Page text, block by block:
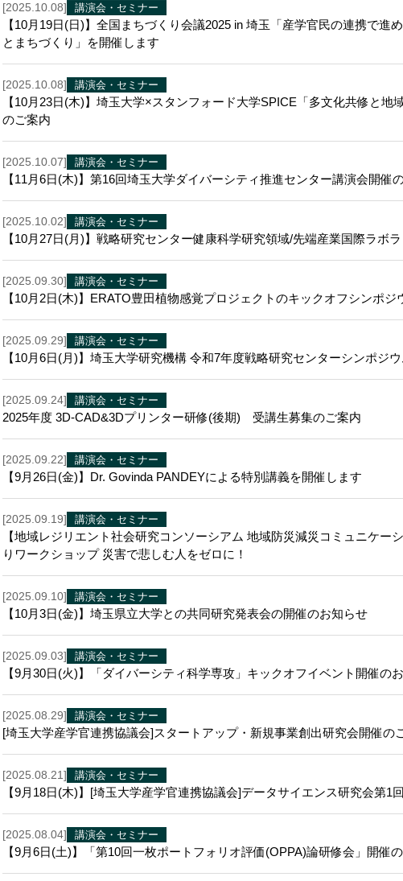
[2025.10.08] 講演会・セミナー
【10月19日(日)】全国まちづくり会議2025 in 埼玉「産学官民の連携で進
とまちづくり」を開催します
[2025.10.08] 講演会・セミナー
【10月23日(木)】埼玉大学×スタンフォード大学SPICE「多文化共修と地
のご案内
[2025.10.07] 講演会・セミナー
【11月6日(木)】第16回埼玉大学ダイバーシティ推進センター講演会開催
[2025.10.02] 講演会・セミナー
【10月27日(月)】戦略研究センター健康科学研究領域/先端産業国際ラボ
[2025.09.30] 講演会・セミナー
【10月2日(木)】ERATO豊田植物感覚プロジェクトのキックオフシンポジ
[2025.09.29] 講演会・セミナー
【10月6日(月)】埼玉大学研究機構 令和7年度戦略研究センターシンポジ
[2025.09.24] 講演会・セミナー
2025年度 3D-CAD&3Dプリンター研修(後期) 受講生募集のご案内
[2025.09.22] 講演会・セミナー
【9月26日(金)】Dr. Govinda PANDEYによる特別講義を開催します
[2025.09.19] 講演会・セミナー
【地域レジリエント社会研究コンソーシアム 地域防災減災コミュニケー
りワークショップ 災害で悲しむ人をゼロに！
[2025.09.10] 講演会・セミナー
【10月3日(金)】埼玉県立大学との共同研究発表会の開催のお知らせ
[2025.09.03] 講演会・セミナー
【9月30日(火)】「ダイバーシティ科学専攻」キックオフイベント開催の
[2025.08.29] 講演会・セミナー
[埼玉大学産学官連携協議会]スタートアップ・新規事業創出研究会開催の
[2025.08.21] 講演会・セミナー
【9月18日(木)】[埼玉大学産学官連携協議会]データサイエンス研究会第1
[2025.08.04] 講演会・セミナー
【9月6日(土)】「第10回一枚ポートフォリオ評価(OPPA)論研修会」開催